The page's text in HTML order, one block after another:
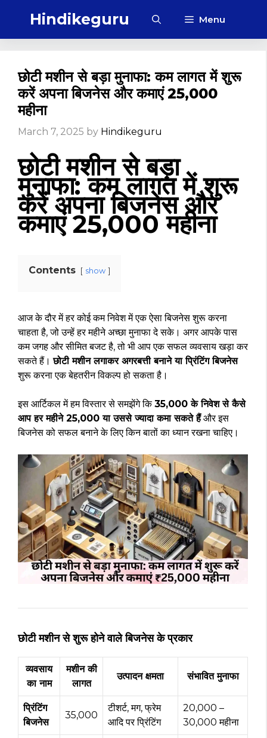
Hindikeguru Menu
छोटी मशीन से बड़ा मुनाफा: कम लागत में शुरू
करें अपना बिजनेस और कमाएं ₹25,000
महीना
March 7, 2025 by Hindikeguru
छोटी मशीन से बड़ा
मुनाफा: कम लागत में शुरू
करें अपना बिजनेस और
कमाएं ₹25,000 महीना
Contents show
आज के दौर में हर कोई कम निवेश में एक ऐसा बिजनेस शुरू करना
चाहता है, जो उन्हें हर महीने अच्छा मुनाफा दे सके। अगर आपके पास
कम जगह और सीमित बजट है, तो भी आप एक सफल व्यवसाय खड़ा कर
सकते हैं।छोटी मशीन लगाकर अगरबत्ती बनाने या प्रिंटिंग बिजनेस
शुरू करना एक बेहतरीन विकल्प हो सकता है।
इस आर्टिकल में हम विस्तार से समझेंगे कि₹35,000 के निवेश से कैसे
आप हर महीने ₹25,000 या उससे ज्यादा कमा सकते हैंऔर इस
बिजनेस को सफल बनाने के लिए किन बातों का ध्यान रखना चाहिए।
छोटी मशीन से शुरू होने वाले बिजनेस के प्रकार
व्यवसाय
का नाम
मशीन की
लागत
उत्पादन क्षमता संभावित मुनाफा
प्रिंटिंग
बिजनेस
₹35,000
टीशर्ट, मग, फ्रेम
आदि पर प्रिंटिंग
₹20,000 –
₹30,000 महीना